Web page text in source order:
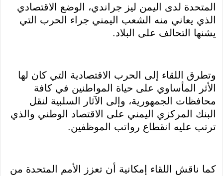
المتحدة لدى اليمن ليز جراندي، الوضع الاقتصادي
الذي يعاني منه الشعب اليمني جراء الحرب التي
يشنها التحالف على البلاد.
وتطرق اللقاء إلى الحرب الاقتصادية التي كان لها
الأثر المأساوي على حياة المواطنين في كافة
محافظات الجمهورية، وإلى الآثار السلبية لنقل
البنك المركزي اليمني على الاقتصاد الوطني والذي
ترتب عليه انقطاع رواتب الموظفين.
كما ناقش اللقاء إمكانية أن تعزز الأمم المتحدة من